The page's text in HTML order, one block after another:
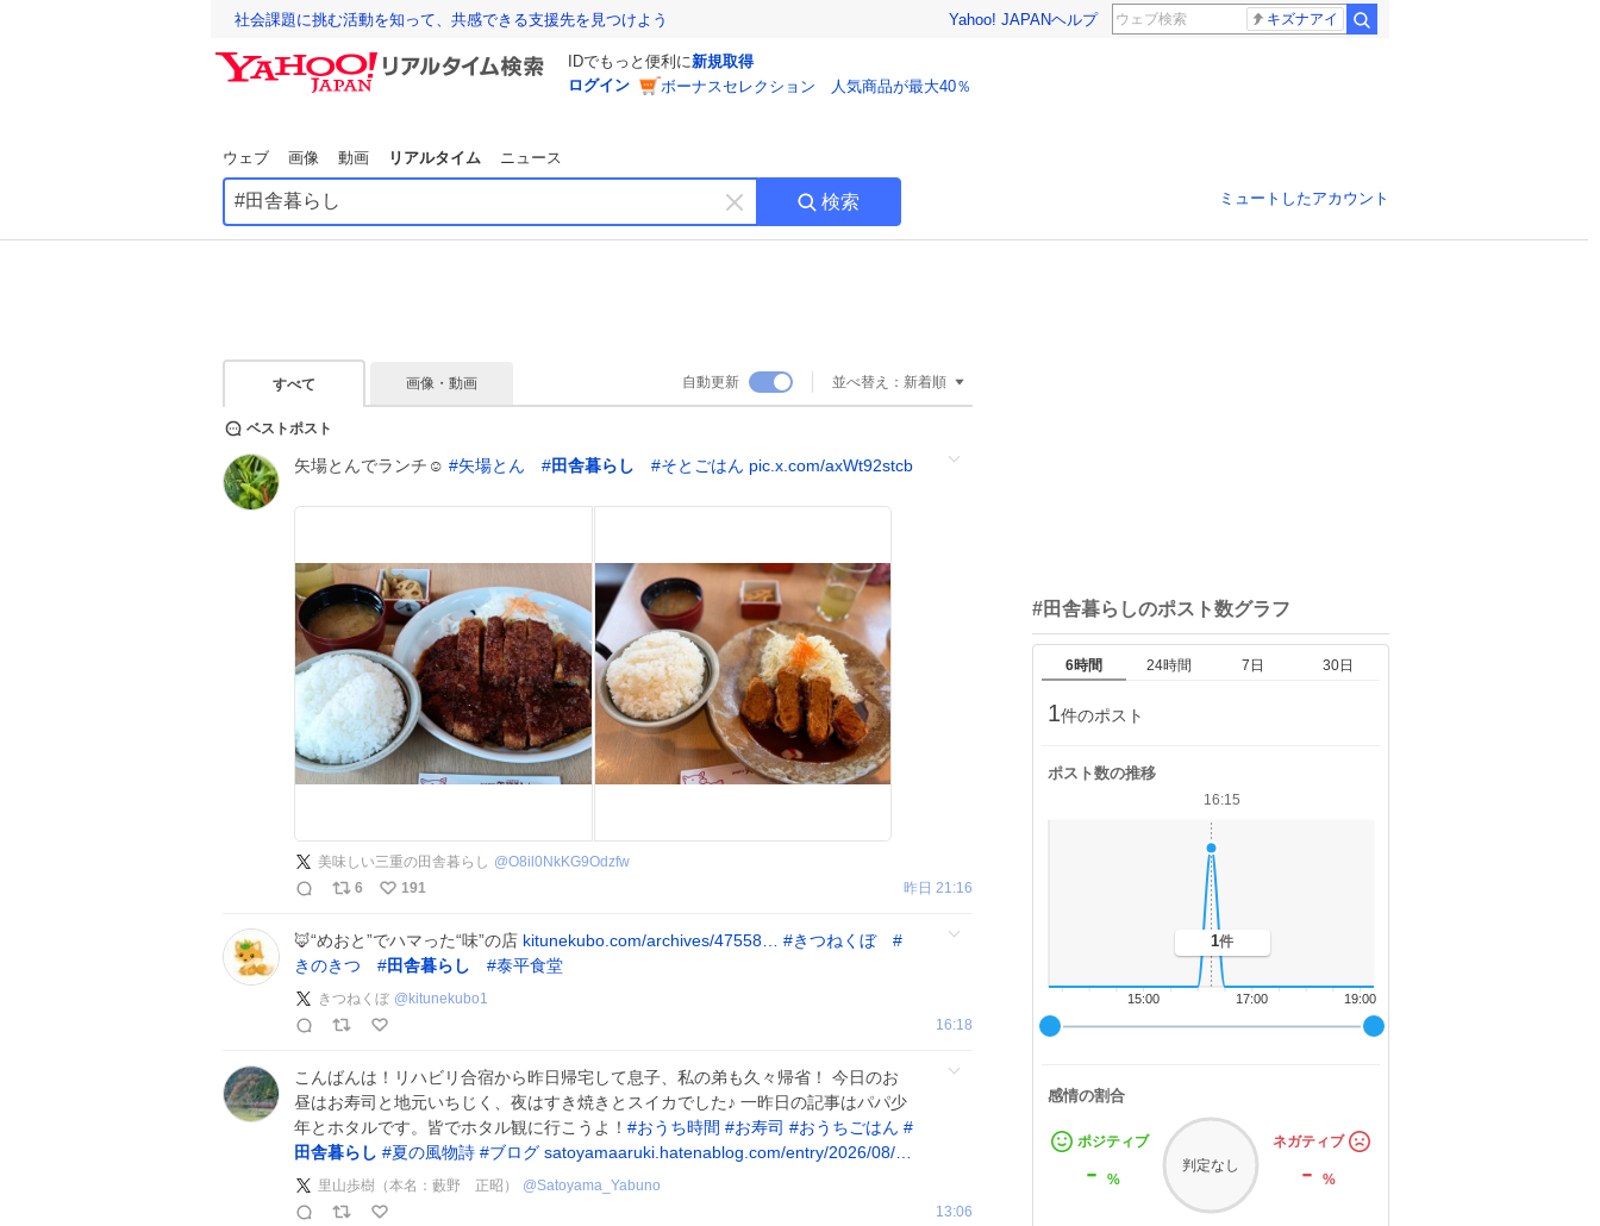
社会課題に挑む活動を知って、共感できる支援先を見つけよう Yahoo! JAPANヘルプ キズナアイ
IDでもっと便利に新規取得
ログイン
ボーナスセレクション 人気商品が最大40％
ウェブ 画像 動画 リアルタイム ニュース
キ
ー
す
検索 ミュートしたアカウント
すべて 画像・動画 自動更新 並べ替え： 新着順
ベストポスト
矢場とんでランチ☺️ #矢場とん #田舎暮らし #そとごはん pic.x.com/axWt92stcb
美味しい三重の田舎暮らし @O8il0NkKG9Odzfw
6
191 昨日 21:16
🦊“めおと”でハマった“味”の店 kitunekubo.com/archives/47558… #きつねくぼ
#
きのきつ
#田舎暮らし #泰平食堂
きつねくぼ @ kitunekubo1
16:18
こんばんは！リハビリ合宿から昨日帰宅して息子、私の弟も久々帰省！ 今日のお
昼はお寿司と地元いちじく、夜はすき焼きとスイカでした♪ 一昨日の記事はパパ少
年とホタルです。皆でホタル観に行こうよ！ #おうち時間 #お寿司 #おうちごはん #
田舎暮らし #夏の風物詩 #ブログ satoyamaaruki.hatenablog.com/entry/2026/08/…
里山歩樹（本名：藪野 正昭） @Satoyama_Yabuno
13:06
#田舎暮らしのポスト数グラフ
6時間 24時間 7日 30日
1件のポスト
ポスト数の推移
19:00
17:00
15:00
16:15
1件
感情の割合
ポジティブ
- %
判定なし
ネガティブ
-%